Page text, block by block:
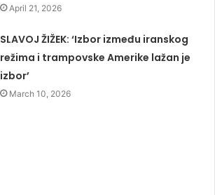
April 21, 2026
SLAVOJ ŽIŽEK: ‘Izbor između iranskog
režima i trampovske Amerike lažan je
izbor’
March 10, 2026